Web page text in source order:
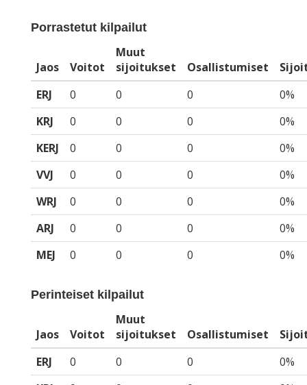
Porrastetut kilpailut
Jaos Voitot
Muut
sijoitukset
Osallistumiset
ERJ
0 0 0
0%
KRJ
0 0 0
0%
KERJ
0 0 0
0%
VVJ
0 0 0
0%
WRJ
0 0 0
0%
ARJ
0 0 0
0%
MEJ
0 0 0 0%
Perinteiset kilpailut
Jaos Voitot
Muut
sijoitukset
Osallistumiset
ERJ
0 0 0
0%